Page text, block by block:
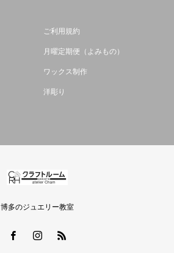
ご利用規約
月曜定期便（よみもの）
ワックス制作
洋彫り
博多のジュエリー教室